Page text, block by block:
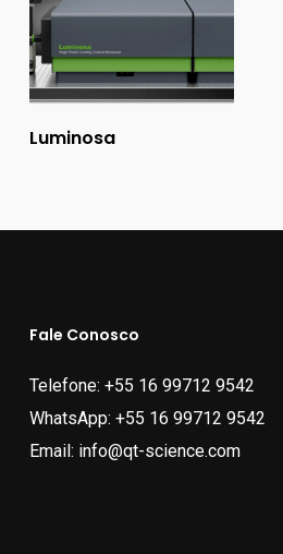
Ler Mais
Luminosa
Fale Conosco
Telefone: +55 16 99712 9542
WhatsApp: +55 16 99712 9542
Email: info@qt-science.com